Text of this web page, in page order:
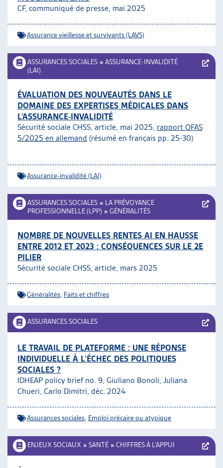
CF, communiqué de presse, mai 2025
Assurance vieillesse et survivants (LAVS)
ASSURANCES SOCIALES » ASSURANCE-INVALIDITÉ
(LAI)
ÉVALUATION DES NOUVEAUTÉS DANS LE
DOMAINE DES EXPERTISES MÉDICALES DANS
L’ASSURANCE-INVALIDITÉ
Sécurité sociale CHSS, article, mai 2025, rapport OFAS
5/2025 en allemand (résumé en français pp. 25-30)
Assurance-invalidité (LAI)
ASSURANCES SOCIALES » LA PRÉVOYANCE
PROFESSIONNELLE (LPP) » GÉNÉRALITÉS
NOMBRE DE NOUVELLES RENTES AI EN HAUSSE
ENTRE 2012 ET 2023 : CONSÉQUENCES SUR LE 2E
PILIER
Sécurité sociale CHSS, article, mars 2025
Généralités Faits et chiffres
ASSURANCES SOCIALES
LE TRAVAIL DE PLATEFORME : UNE RÉPONSE
INDIVIDUELLE À L’ÉCHEC DES POLITIQUES
SOCIALES ?
IDHEAP policy brief no. 9, Giuliano Bonoli, Juliana
Chueri, Carlo Dimitri, déc. 2024
Assurances sociales Emploi précaire ou atypique
ENJEUX SOCIAUX » SANTÉ » CHIFFRES À L’APPUI